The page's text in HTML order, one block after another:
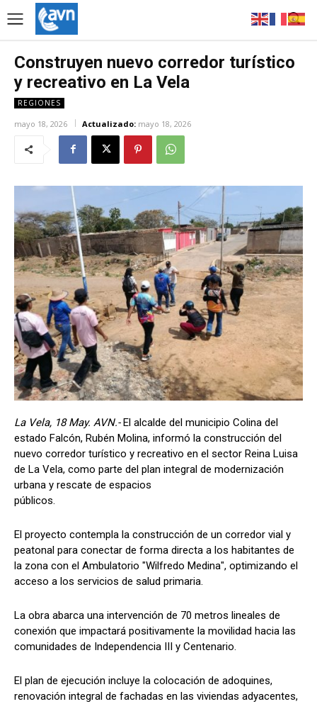
Construyen nuevo corredor turístico
y recreativo en La Vela
REGIONES
mayo 18, 2026 Actualizado: mayo 18, 2026
La Vela, 18 May. AVN.-El alcalde del municipio Colina del
estado Falcón, Rubén Molina, informó la construcción del
nuevo corredor turístico y recreativo en el sector Reina Luisa
de La Vela, como parte del plan integral de modernización
urbana y rescate de espacios
públicos.
El proyecto contempla la construcción de un corredor vial y
peatonal para conectar de forma directa a los habitantes de
la zona con el Ambulatorio "Wilfredo Medina", optimizando el
acceso a los servicios de salud primaria.
La obra abarca una intervención de 70 metros lineales de
conexión que impactará positivamente la movilidad hacia las
comunidades de Independencia III y Centenario.
El plan de ejecución incluye la colocación de adoquines,
renovación integral de fachadas en las viviendas adyacentes,